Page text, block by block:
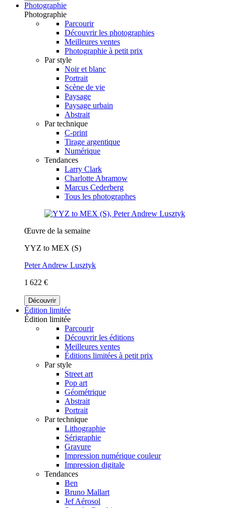
Photographie
Photographie
Parcourir
Découvrir les photographies
Meilleures ventes
Photographie à petit prix
Par style
Noir et blanc
Portrait
Scène de vie
Paysage
Paysage urbain
Abstrait
Par technique
C-print
Tirage argentique
Numérique
Tendances
Larry Clark
Charlotte Abramow
Marcus Cederberg
Tous les photographes
Œuvre de la semaine
YYZ to MEX (S)
Peter Andrew Lusztyk
1 622 €
Découvrir
Édition limitée
Édition limitée
Parcourir
Découvrir les éditions
Meilleures ventes
Éditions limitées à petit prix
Par style
Street art
Pop art
Géométrique
Abstrait
Portrait
Par technique
Lithographie
Sérigraphie
Gravure
Impression numérique couleur
Impression digitale
Tendances
Ben
Bruno Mallart
Jef Aérosol